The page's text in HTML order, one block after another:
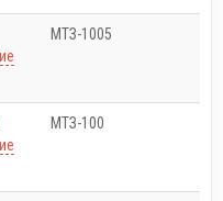
МТЗ-1005
МТЗ-100